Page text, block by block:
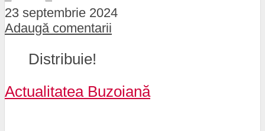
23 septembrie 2024
Adaugă comentarii
Distribuie!
Actualitatea Buzoiană